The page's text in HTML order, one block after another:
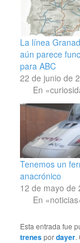
La línea
aún parece
para ABC
22 de junio de
En
Tenemos un
anacrónico
12 de mayo de
En
Esta entrada fue
trenespordayer.